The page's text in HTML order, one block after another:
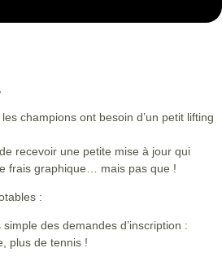
champions ont besoin d’un petit lifting
recevoir une petite mise à jour qui
frais graphique … mais pas que !
:
simple des demandes d’inscription :
plus de tennis !